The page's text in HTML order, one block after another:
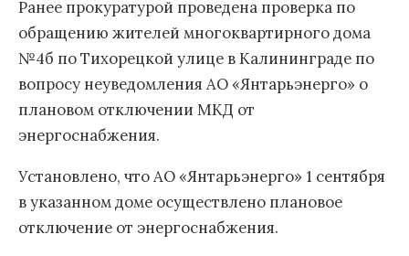
Ранее прокуратурой проведена проверка по
обращению жителей многоквартирного дома
№4б по Тихорецкой улице в Калининграде по
вопросу неуведомления АО «Янтарьэнерго» о
плановом отключении МКД от
энергоснабжения.
Установлено, что АО «Янтарьэнерго» 1 сентября
в указанном доме осуществлено плановое
отключение от энергоснабжения.